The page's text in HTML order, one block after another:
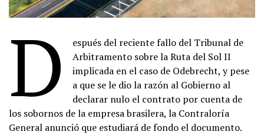
D
espués del reciente fallo del Tribunal de
Arbitramento sobre la Ruta del Sol II
implicada en el caso de Odebrecht, y pese
a que se le dio la razón al Gobierno al
declarar nulo el contrato por cuenta de
los sobornos de la empresa brasilera, la Contraloría
General anunció que estudiará de fondo el documento.